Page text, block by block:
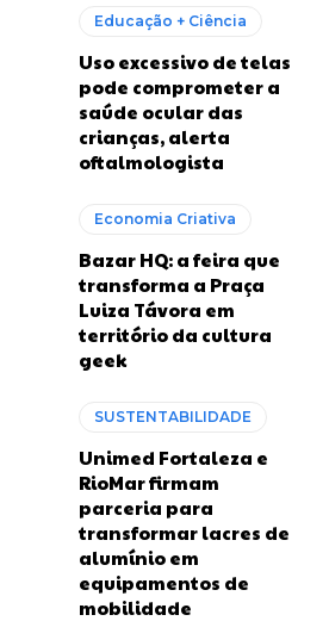
Educação + Ciência
Uso excessivo de telas
pode comprometer a
saúde ocular das
crianças, alerta
oftalmologista
Economia Criativa
Bazar HQ: a feira que
transforma a Praça
Luiza Távora em
território da cultura
geek
SUSTENTABILIDADE
Unimed Fortaleza e
RioMar firmam
parceria para
transformar lacres de
alumínio em
equipamentos de
mobilidade